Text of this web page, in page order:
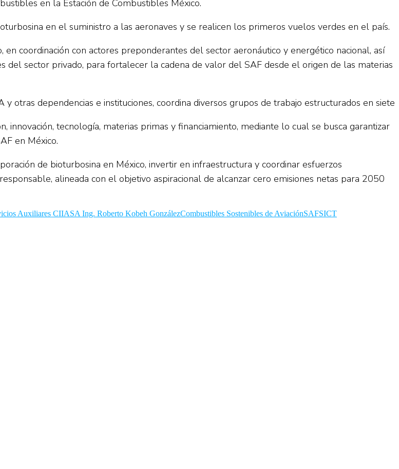
en la Estación de Combustibles México.
en el suministro a las aeronaves y se realicen los primeros vuelos verdes en el país.
coordinación con actores preponderantes del sector aeronáutico y energético nacional, así
del sector privado, para fortalecer la cadena de valor del SAF desde el origen de las materias
otras dependencias e instituciones, coordina diversos grupos de trabajo estructurados en siete
innovación, tecnología, materias primas y financiamiento, mediante lo cual se busca garantizar
en México.
de bioturbosina en México, invertir en infraestructura y coordinar esfuerzos
alineada con el objetivo aspiracional de alcanzar cero emisiones netas para 2050
Auxiliares CIIASA Ing. Roberto Kobeh GonzálezCombustibles Sostenibles de AviaciónSAFSICT